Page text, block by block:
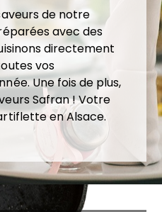
de notre
avec des
directement
vos
Une fois de plus,
Safran ! Votre
en Alsace.